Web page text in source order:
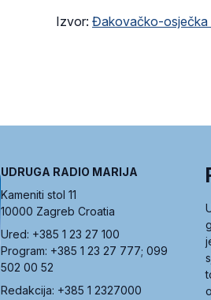
Izvor: Đakovačko-osječka
UDRUGA RADIO MARIJA
Kameniti stol 11
10000 Zagreb Croatia
Ured: +385 1 23 27 100
Program: +385 1 23 27 777; 099
502 00 52
Redakcija: +385 1 2327000